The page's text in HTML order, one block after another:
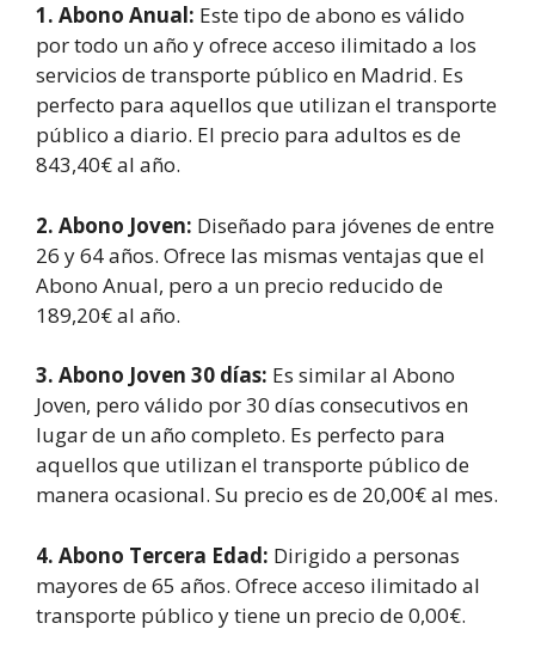
1. Abono Anual: Este tipo de abono es válido
por todo un año y ofrece acceso ilimitado a los
servicios de transporte público en Madrid. Es
perfecto para aquellos que utilizan el transporte
público a diario. El precio para adultos es de
843,40€ al año.
2. Abono Joven: Diseñado para jóvenes de entre
26 y 64 años. Ofrece las mismas ventajas que el
Abono Anual, pero a un precio reducido de
189,20€ al año.
3. Abono Joven 30 días: Es similar al Abono
Joven, pero válido por 30 días consecutivos en
lugar de un año completo. Es perfecto para
aquellos que utilizan el transporte público de
manera ocasional. Su precio es de 20,00€ al mes.
4. Abono Tercera Edad: Dirigido a personas
mayores de 65 años. Ofrece acceso ilimitado al
transporte público y tiene un precio de 0,00€.